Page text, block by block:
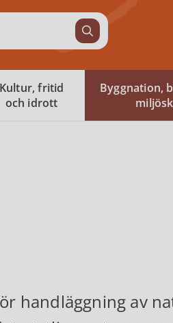
Kultur, fritid
och idrott
Byggnation,
handläggning av